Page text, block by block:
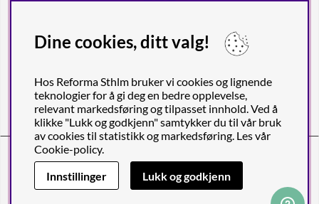
Reforma Sthlm AB (org. nr. 556849-2606)
Birger Jarlsgatan 57C (Obs! Endast postadress), SE-113 56
STOCKHOLM, Sverige
Dine cookies, ditt valg!
Hos Reforma Sthlm bruker vi cookies og lignende
teknologier for å gi deg en bedre opplevelse,
relevant markedsføring og tilpasset innhold. Ved å
klikke "Lukk og godkjenn" samtykker du til vår bruk
av cookies til statistikk og markedsføring. Les vår
Cookie-policy.
Innstillinger
Lukk og godkjenn